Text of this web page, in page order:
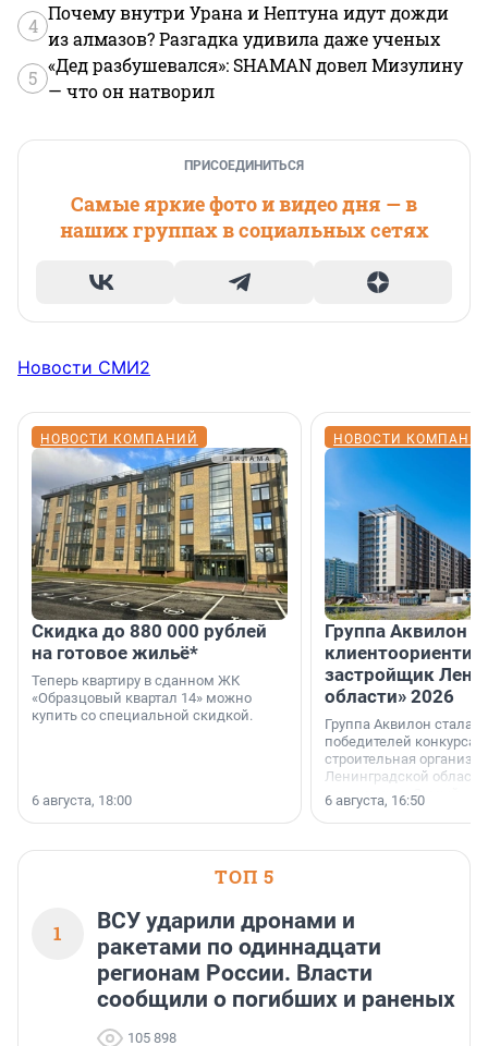
4
Почему внутри Урана и Нептуна идут дожди
из алмазов? Разгадка удивила даже ученых
5
«Дед разбушевался»: SHAMAN довел Мизулину
— что он натворил
ПРИСОЕДИНИТЬСЯ
Самые яркие фото и видео дня — в
наших группах в социальных сетях
Новости СМИ2
НОВОСТИ КОМПАНИЙ
Скидка до 880 000 рублей
на готовое жильё*
Теперь квартиру в сданном ЖК
«Образцовый квартал 14» можно
купить со специальной скидкой.
6 августа, 18:00
НОВОСТИ
Группа Аквилон
застройщик
области» 2026
Группа Аквилон стала
победителей конкурса
строительная
Ленинградской области
номинации «Самый
застройщик
области».
6 августа, 16:50
ТОП 5
1
ВСУ ударили дронами и
ракетами по одиннадцати
регионам России. Власти
сообщили о погибших и раненых
105 898